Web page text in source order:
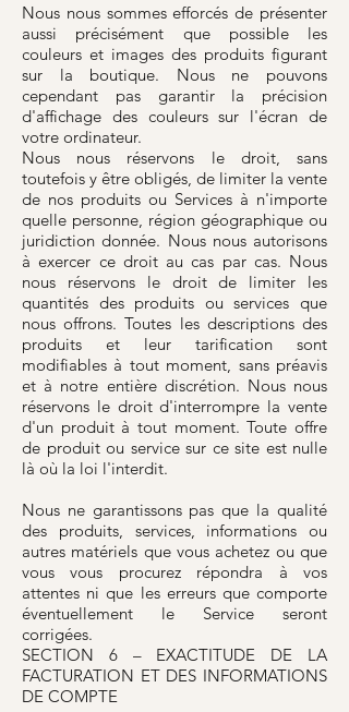
Nous nous sommes efforcés de présenter
aussi précisément que possible les
couleurs et images des produits figurant
sur la boutique. Nous ne pouvons
cependant pas garantir la précision
d'affichage des couleurs sur l'écran de
votre ordinateur.
Nous nous réservons le droit, sans
toutefois y être obligés, de limiter la vente
de nos produits ou Services à n'importe
quelle personne, région géographique ou
juridiction donnée. Nous nous autorisons
à exercer ce droit au cas par cas. Nous
nous réservons le droit de limiter les
quantités des produits ou services que
nous offrons. Toutes les descriptions des
produits et leur tarification sont
modifiables à tout moment, sans préavis
et à notre entière discrétion. Nous nous
réservons le droit d'interrompre la vente
d'un produit à tout moment. Toute offre
de produit ou service sur ce site est nulle
là où la loi l'interdit.
Nous ne garantissons pas que la qualité
des produits, services, informations ou
autres matériels que vous achetez ou que
vous vous procurez répondra à vos
attentes ni que les erreurs que comporte
éventuellement le Service seront
corrigées.
SECTION 6 – EXACTITUDE DE LA
FACTURATION ET DES INFORMATIONS
DE COMPTE